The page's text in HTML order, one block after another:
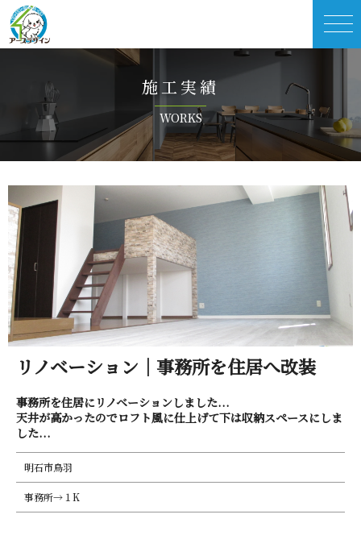
施 工 実 績
W O R K S
リノベーション｜事務所を住 居 へ 改 装
事務所を住居にリノベーションしました...
天井が高かったのでロフト風に仕上げて下は収納スペースにしま
した...
明石市鳥羽
事務所→１K